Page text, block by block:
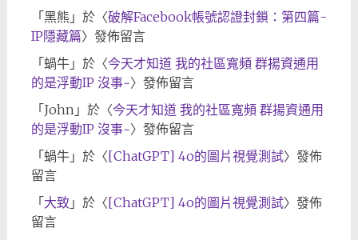
「 黑熊 」於〈破解Facebook帳號認證封鎖：第四篇-
IP隱藏篇〉發佈留言
「 蝸牛」於〈今天才知道 我的社區寬頻 群揚資通用
的是浮動IP 沒事~〉發佈留言
「 John」於〈今天才知道 我的社區寬頻 群揚資通用
的是浮動IP 沒事~〉發佈留言
「 蝸牛」於〈[ChatGPT] 4o的圖片視覺測試〉發佈
留言
「 大致 」於〈[ChatGPT] 4o的圖片視覺測試〉發佈
留言